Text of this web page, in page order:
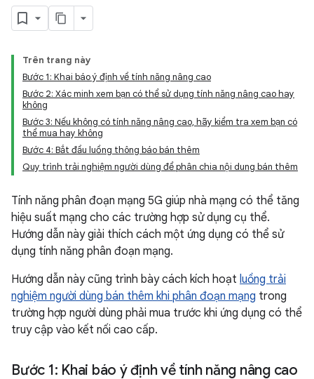
Trên trang này
Bước 1: Khai báo ý định về tính năng nâng cao
Bước 2: Xác minh xem bạn có thể sử dụng tính năng nâng cao hay
không
Bước 3: Nếu không có tính năng nâng cao, hãy kiểm tra xem bạn có
thể mua hay không
Bước 4: Bắt đầu luồng thông báo bán thêm
Quy trình trải nghiệm người dùng để phân chia nội dung bán thêm
Tính năng phân đoạn mạng 5G giúp nhà mạng có thể tăng
hiệu suất mạng cho các trường hợp sử dụng cụ thể.
Hướng dẫn này giải thích cách một ứng dụng có thể sử
dụng tính năng phân đoạn mạng.
Hướng dẫn này cũng trình bày cách kích hoạt luồng trải
nghiệm người dùng bán thêm khi phân đoạn mạng trong
trường hợp người dùng phải mua trước khi ứng dụng có thể
truy cập vào kết nối cao cấp.
Bước 1: Khai báo ý định về tính năng nâng cao